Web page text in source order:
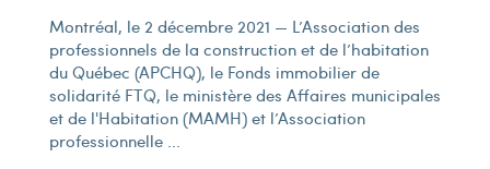
Montréal, le 2 décembre 2021 — L’Association des
professionnels de la construction et de l’habitation
du Québec (APCHQ), le Fonds immobilier de
solidarité FTQ, le ministère des Affaires municipales
et de l'Habitation (MAMH) et l’Association
professionnelle ...